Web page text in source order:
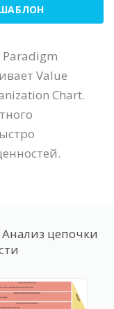
Value
Chart.
цепочки